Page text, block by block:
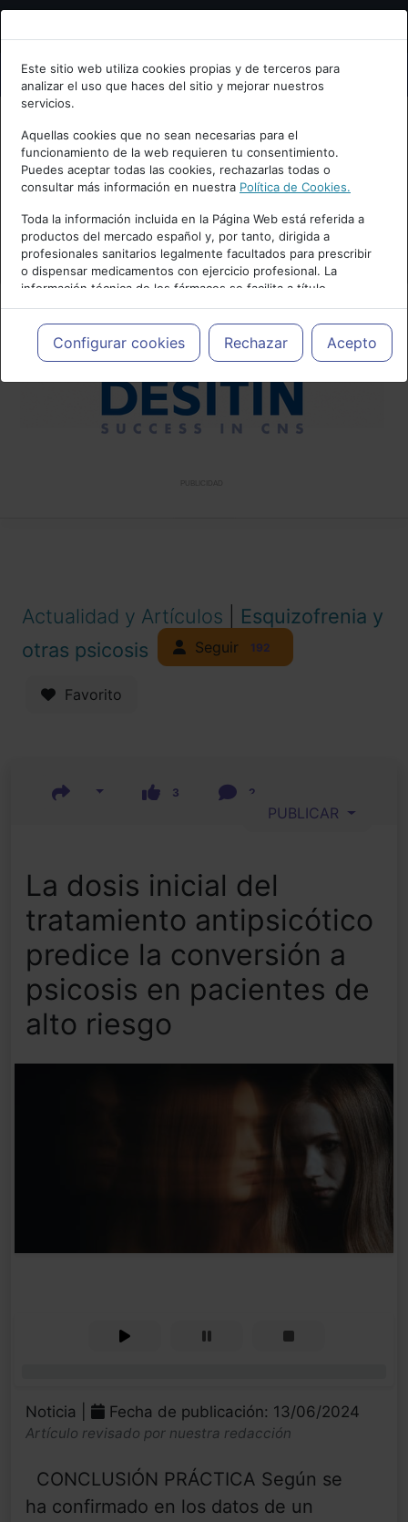
Bienvenid@ a psiquiatria.com
Escribe tu Email
Accede o regístrate con tu email.
Cancelar
Este sitio web utiliza cookies propias y de terceros para
analizar el uso que haces del sitio y mejorar nuestros
servicios.
Aquellas cookies que no sean necesarias para el
funcionamiento de la web requieren tu consentimiento.
Puedes aceptar todas las cookies, rechazarlas todas o
consultar más información en nuestra Política de Cookies.
Toda la información incluida en la Página Web está referida a
productos del mercado español y, por tanto, dirigida a
profesionales sanitarios legalmente facultados para prescribir
o dispensar medicamentos con ejercicio profesional. La
información técnica de los fármacos se facilita a título
meramente informativo, siendo responsabilidad de los
profesionales facultados prescribir medicamentos y decidir, en
cada caso concreto, el tratamiento más adecuado a las
necesidades del paciente.
Configurar cookies Rechazar Acepto
Actualidad y Artículos
Esquizofrenia y
otras psicosis
Seguir 192
Favorito
3 2
PUBLICAR
La dosis inicial del
tratamiento antipsicótico
predice la conversión a
psicosis en pacientes de
alto riesgo
Noticia | Fecha de publicación: 13/06/2024
Artículo revisado por nuestra redacción
CONCLUSIÓN PRÁCTICA Según se
ha confirmado en los datos de un